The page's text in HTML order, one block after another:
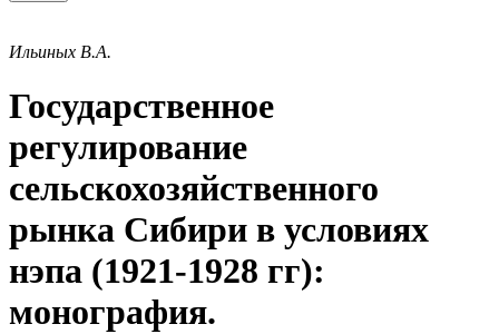
Ильиных В.А.
Государственное
регулирование
сельскохозяйственного
рынка Сибири в условиях
нэпа (1921-1928 гг):
монография.